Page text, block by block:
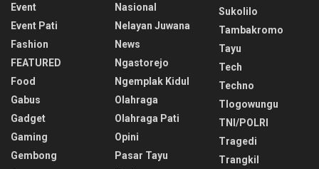
Event
Event Pati
Fashion
FEATURED
Food
Gabus
Gadget
Gaming
Gembong
Nasional
Nelayan Juwana
News
Ngastorejo
Ngemplak Kidul
Olahraga
Olahraga Pati
Opini
Pasar Tayu
Sukolilo
Tambakromo
Tayu
Tech
Techno
Tlogowungu
TNI/POLRI
Tragedi
Trangkil